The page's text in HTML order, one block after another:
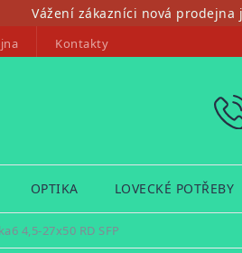
Vážení zákazníci nová prodejna
Kontakty
OPTIKA LOVECKÉ POTŘEBY
4,5-27x50 RD SFP